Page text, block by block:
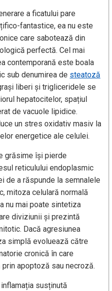
a ficatului pare
fantastice, ea nu este
care sabotează din
perfectă. Cel mai
contemporană este boala
sub denumirea de steatoză
liberi și trigliceridele se
hepatocitelor, spațiul
de vacuole lipidice.
un stres oxidativ masiv la
energetice ale celulei.
grăsime își pierde
reticulului endoplasmic
de a răspunde la semnalele
mitoza celulară normală
nu mai poate sintetiza
diviziunii și prezintă
Dacă agresiunea
simplă evoluează către
cronică în care
apoptoză sau necroză.
susținută